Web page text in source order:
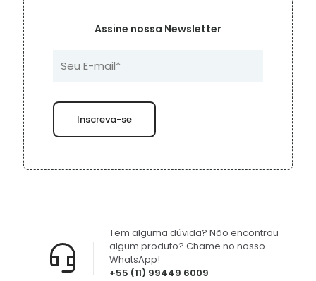
Assine nossa Newsletter
+55 (11) 99449 6009
Tem alguma dúvida? Não encontrou
algum produto? Chame no nosso
WhatsApp!